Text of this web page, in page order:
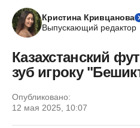
Кристина Кривцанова
Выпускающий редактор
Казахстанский
зуб игроку
Опубликовано:
12 мая 2025, 10:07